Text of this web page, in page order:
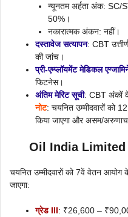
न्यूनतम अर्हता अंक: SC/
50%।
नकारात्मक अंकन: नहीं।
दस्तावेज सत्यापन: CBT
की जांच।
प्री-एम्प्लॉयमेंट मेडिकल
फिटनेस।
अंतिम मेरिट सूची: CBT अंकों
नोट: चयनित उम्मीदवारों को
किया जाएगा और असम/
Oil India Limited
चयनित उम्मीदवारों को 7वें वेतन आयोग
जाएगा:
ग्रेड III: ₹26,600 –